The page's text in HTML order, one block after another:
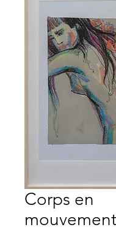
Corps en
mouvement